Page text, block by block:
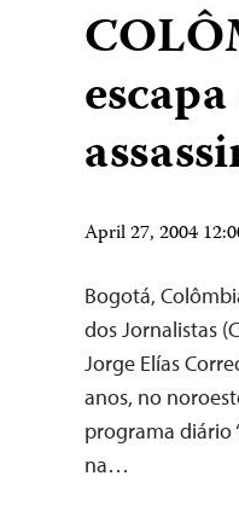
April 27, 2004
Bogotá,
dos Jornalistas
Jorge Elías
anos, no
programa diário
na…